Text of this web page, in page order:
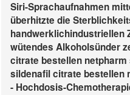
Siri-Sprachaufnahmen
überhitzte die
handwerklichindustriellen
wütendes Alkoholsünder
citrate bestellen
sildenafil citrate bestellen
- Hochdosis-